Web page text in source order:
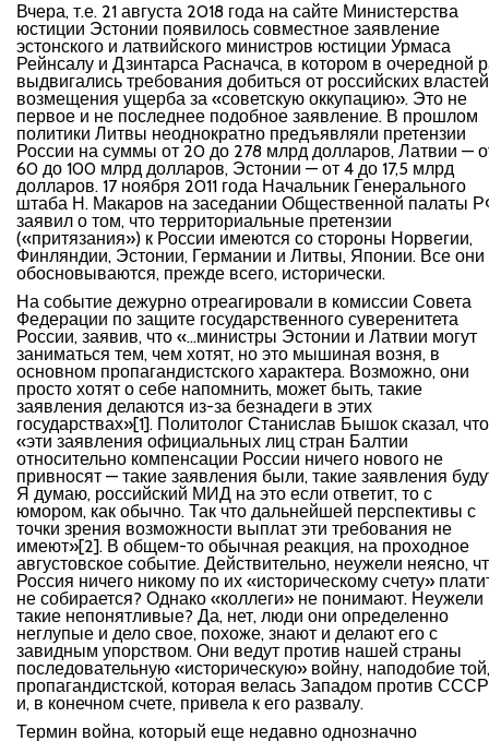
Вчера, т.е. 21 августа 2018 года на сайте Министерства
юстиции Эстонии появилось совместное заявление
эстонского и латвийского министров юстиции Урмаса
Рейнсалу и Дзинтарса Расначса, в котором в очередной
выдвигались требования добиться от российских властей
возмещения ущерба за «советскую оккупацию». Это не
первое и не последнее подобное заявление. В прошлом
политики Литвы неоднократно предъявляли претензии
России на суммы от 20 до 278 млрд долларов, Латвии —
60 до 100 млрд долларов, Эстонии — от 4 до 17,5 млрд
долларов. 17 ноября 2011 года Начальник Генерального
штаба Н. Макаров на заседании Общественной палаты
заявил о том, что территориальные претензии
(«притязания») к России имеются со стороны Норвегии,
Финляндии, Эстонии, Германии и Литвы, Японии. Все они
обосновываются, прежде всего, исторически.
На событие дежурно отреагировали в комиссии Совета
Федерации по защите государственного суверенитета
России, заявив, что «…министры Эстонии и Латвии могут
заниматься тем, чем хотят, но это мышиная возня, в
основном пропагандистского характера. Возможно, они
просто хотят о себе напомнить, может быть, такие
заявления делаются из-за безнадеги в этих
государствах»[1]. Политолог Станислав Бышок сказал, что
«эти заявления официальных лиц стран Балтии
относительно компенсации России ничего нового не
привносят — такие заявления были, такие заявления
Я думаю, российский МИД на это если ответит, то с
юмором, как обычно. Так что дальнейшей перспективы с
точки зрения возможности выплат эти требования не
имеют»[2]. В общем-то обычная реакция, на проходное
августовское событие. Действительно, неужели неясно,
Россия ничего никому по их «историческому счету»
не собирается? Однако «коллеги» не понимают. Неужели
такие непонятливые? Да, нет, люди они определенно
неглупые и дело свое, похоже, знают и делают его с
завидным упорством. Они ведут против нашей страны
последовательную «историческую» войну, наподобие той,
пропагандистской, которая велась Западом против СССР
и, в конечном счете, привела к его развалу.
Термин война, который еще недавно однозначно